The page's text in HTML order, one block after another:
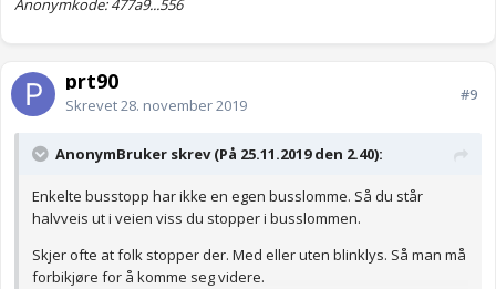
Anonymkode: 477a9...556
prt90
Skrevet28. november 2019
#9
AnonymBruker skrev (På 25.11.2019 den 2.40):
Enkelte busstopp har ikke en egen busslomme. Så du står
halvveis ut i veien viss du stopper i busslommen.
Skjer ofte at folk stopper der. Med eller uten blinklys. Så man må
forbikjøre for å komme seg videre.